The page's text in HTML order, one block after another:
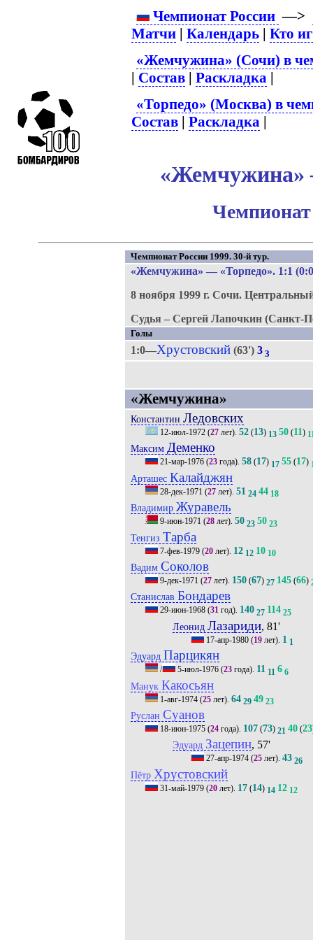
Чемпионат России —>
Матчи |Календарь |Кто
«Жемчужина» (Сочи) в
| Состав |Раскладка |
«Торпедо» (Москва) в
Состав |Раскладка |
«Жемчужина»
Чемпионат
Чемпионат России 1999. 30-й тур.
«Жемчужина» — «Торпедо». 1:1
8 ноября 1999 г. Сочи.
Судья – Сергей Лапочкин (Санкт-
Голы
1:0—Хрустовский(63') 3 3
«Жемчужина»
Константин Ледовских
12-июл-1972(27лет). 52(13) 13 50(11)
Максим Деменко
21-мар-1976(23года). 58(17) 17 55(17)
Арташес Калайджян
28-дек-1971 (27лет). 51 24 44 18
Владимир Журавель
9-июн-1971 (28лет). 50 23 50 23
Тенгиз Тарба
7-фев-1979(20лет). 12 12 10 10
Вадим Соколов
9-дек-1971 (27лет). 150(67) 27 145(66)
Станислав Бондарев
29-июн-1968(31год). 140 27 114 25
Леонид Лазариди, 81'
17-апр-1980 (19 лет). 1 1
Эдуард Парцикян
/ 5-июл-1976(23года). 11 11 6 6
Манук Какосьян
1-авг-1974(25лет). 64 29 49 23
Руслан Суанов
18-июн-1975(24года). 107(73) 21 40(23
Эдуард Зацепин, 57'
27-апр-1974 (25 лет).43 26
Пётр Хрустовский
31-май-1979(20лет). 17(14) 14 12 12